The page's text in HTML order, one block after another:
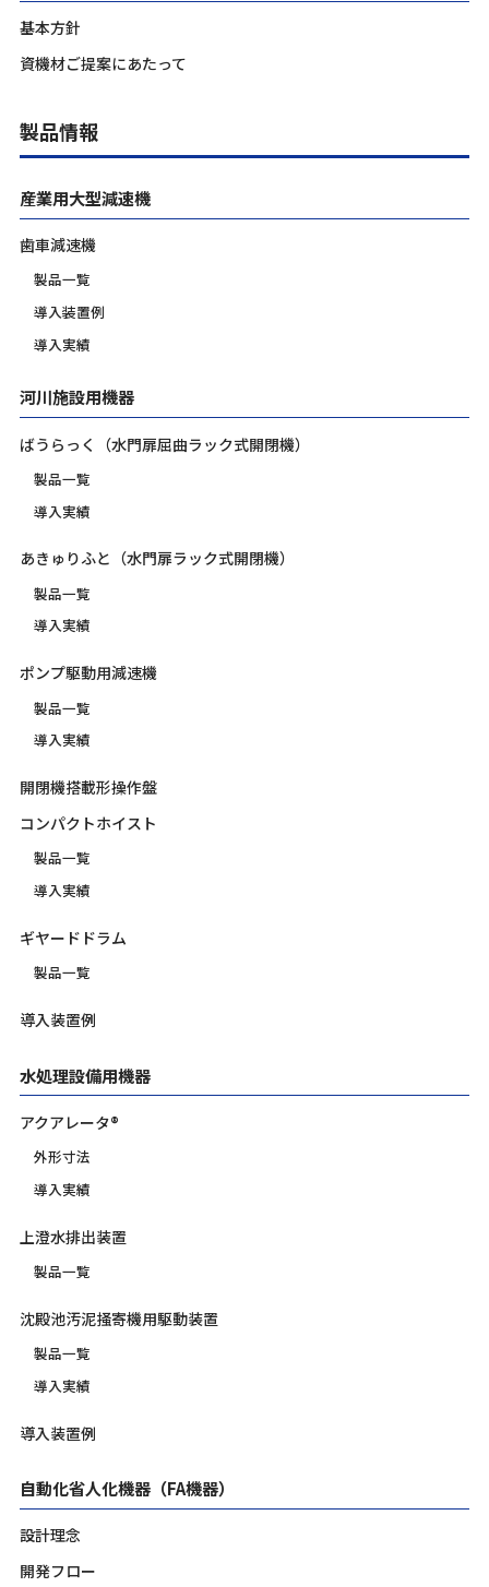
基本方針
資機材ご提案にあたって
製品情報
産業用大型減速機
歯車減速機
製品一覧
導入装置例
導入実績
河川施設用機器
ばうらっく（水門扉屈曲ラック式開閉機）
製品一覧
導入実績
あきゅりふと（水門扉ラック式開閉機）
製品一覧
導入実績
ポンプ駆動用減速機
製品一覧
導入実績
開閉機搭載形操作盤
コンパクトホイスト
製品一覧
導入実績
ギヤードドラム
製品一覧
導入装置例
水処理設備用機器
アクアレータ®
外形寸法
導入実績
上澄水排出装置
製品一覧
沈殿池汚泥掻寄機用駆動装置
製品一覧
導入実績
導入装置例
自動化省人化機器（FA機器）
設計理念
開発フロー